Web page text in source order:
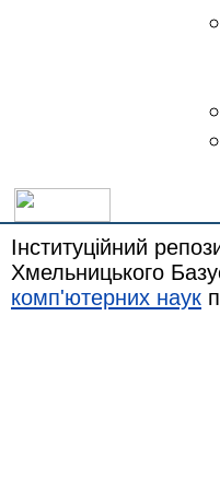
Інституційний
Хмельницького
комп'ютерних наук